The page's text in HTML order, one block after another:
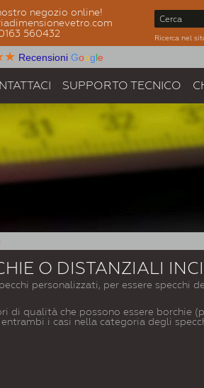
negozio online!
560432
Ricerca nel
Recensioni Google
SUPPORTO TECNICO
O DISTANZIALI
personalizzati, per essere specchi
qualità che possono essere borchie
i casi nella categoria degli